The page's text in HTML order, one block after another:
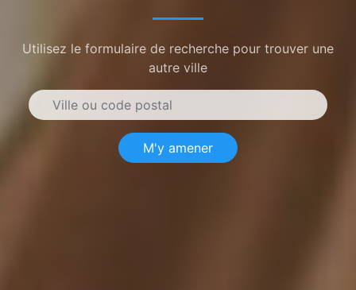
Utilisez le formulaire de recherche pour trouver une
autre ville
M'y amener